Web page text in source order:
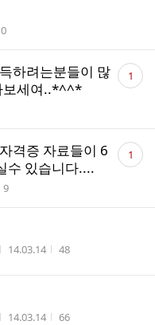
회수
하려는분들이 많
보세여..*^^*
댓
글 1
격증 자료들이 6
수 있습니다....
조회수
9
댓
글 1
작성시간
14.03.14 조회수
48
작성시간
14.03.14 조회수
66